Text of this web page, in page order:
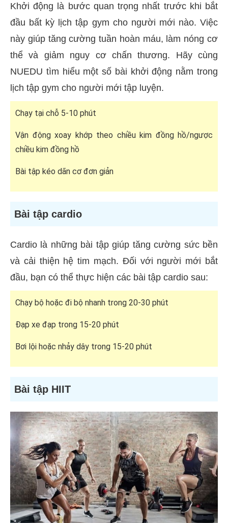
Khởi động là bước quan trọng nhất trước khi bắt
đầu bất kỳ lịch tập gym cho người mới nào. Việc
này giúp tăng cường tuần hoàn máu, làm nóng cơ
thể và giảm nguy cơ chấn thương. Hãy cùng
NUEDU tìm hiểu một số bài khởi động nằm trong
lịch tập gym cho người mới tập luyện.
Chạy tại chỗ 5-10 phút
Vận động xoay khớp theo chiều kim đồng hồ/ngược
chiều kim đồng hồ
Bài tập kéo dãn cơ đơn giản
Bài tập cardio
Cardio là những bài tập giúp tăng cường sức bền
và cải thiện hệ tim mạch. Đối với người mới bắt
đầu, bạn có thể thực hiện các bài tập cardio sau:
Chạy bộ hoặc đi bộ nhanh trong 20-30 phút
Đạp xe đạp trong 15-20 phút
Bơi lội hoặc nhảy dây trong 15-20 phút
Bài tập HIIT